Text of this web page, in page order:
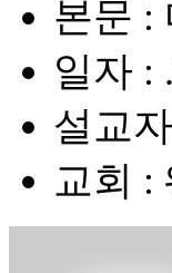
본문 :
일자 :
설교
교회 :